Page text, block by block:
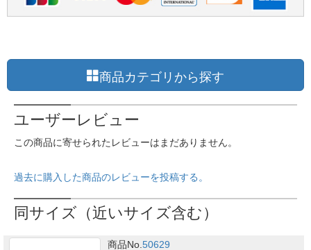
商品カテゴリから探す
ユーザーレビュー
この商品に寄せられたレビューはまだありません。
過去に購入した商品のレビューを投稿する。
同サイズ（近いサイズ含む）
商品No.50629